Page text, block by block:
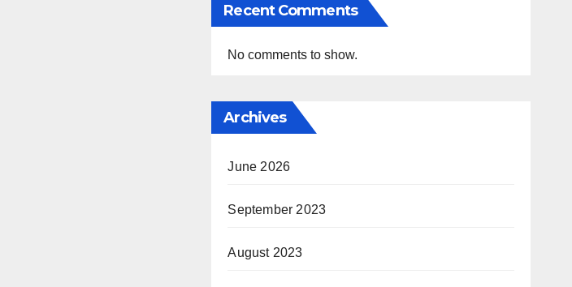
Recent Comments
No comments to show.
Archives
June 2026
September 2023
August 2023